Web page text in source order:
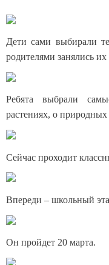
Дети сами выбирали
родителями занялись их
Ребята выбрали
растениях, о
Сейчас проходит
Впереди – школьный
Он пройдет 20 марта.